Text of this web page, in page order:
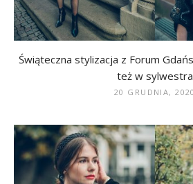
Świąteczna stylizacja z Forum
też w sylwestra
20 GRUDNIA, 2020